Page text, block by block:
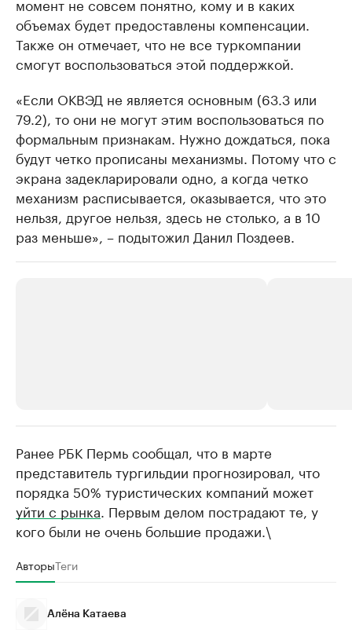
объемах будет предоставлены компенсации.
Также он отмечает, что не все туркомпании
смогут воспользоваться этой поддержкой.
«Если ОКВЭД не является основным (63.3 или
79.2), то они не могут этим воспользоваться по
формальным признакам. Нужно дождаться, пока
будут четко прописаны механизмы. Потому что с
экрана задекларировали одно, а когда четко
механизм расписывается, оказывается, что это
нельзя, другое нельзя, здесь не столько, а в 10
раз меньше», – подытожил Данил Поздеев.
Крупнейшие производители и
продавцы медийной продукции
Ознакомьтесь с информацией в каталоге
Страховые
Посмотрите в
Ранее РБК Пермь сообщал, что в марте
представитель тургильдии прогнозировал, что
порядка 50% туристических компаний может
уйти с рынка . Первым делом пострадают те, у
кого были не очень большие продажи.\
АвторыТеги
Алёна Катаева